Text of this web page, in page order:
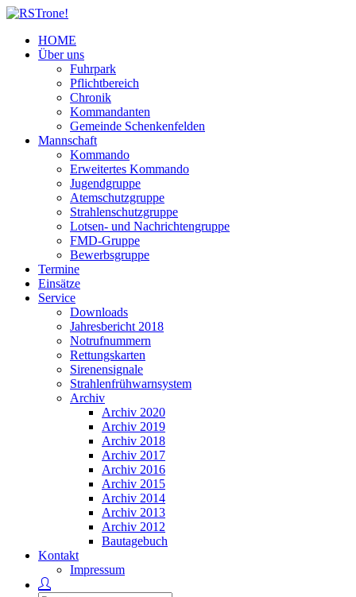
HOME
Über uns
Fuhrpark
Pflichtbereich
Chronik
Kommandanten
Gemeinde Schenkenfelden
Mannschaft
Kommando
Erweitertes Kommando
Jugendgruppe
Atemschutzgruppe
Strahlenschutzgruppe
Lotsen- und Nachrichtengruppe
FMD-Gruppe
Bewerbsgruppe
Termine
Einsätze
Service
Downloads
Jahresbericht 2018
Notrufnummern
Rettungskarten
Sirenensignale
Strahlenfrühwarnsystem
Archiv
Archiv 2020
Archiv 2019
Archiv 2018
Archiv 2017
Archiv 2016
Archiv 2015
Archiv 2014
Archiv 2013
Archiv 2012
Bautagebuch
Kontakt
Impressum